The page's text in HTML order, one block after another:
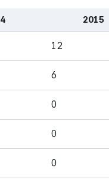
2016년
내용
2015
12
6
0
0
0